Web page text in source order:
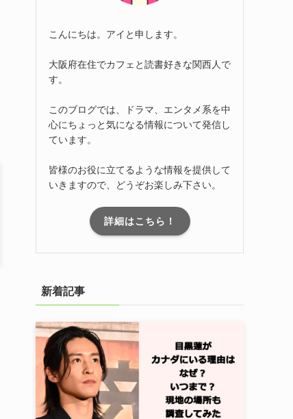
こんにちは。アイと申します。
大阪府在住でカフェと読書好きな関西人で
す。
このブログでは、ドラマ、エンタメ系を中
心にちょっと気になる情報について発信し
ています。
皆様のお役に立てるような情報を提供して
いきますので、どうぞお楽しみ下さい。
詳細はこちら！
新着記事